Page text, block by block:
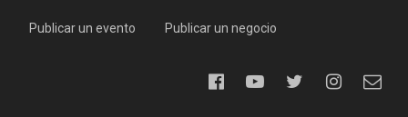
Publicar un evento Publicar un negocio